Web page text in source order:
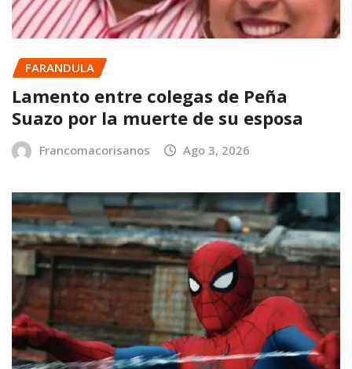
FARANDULA
Lamento entre colegas de Peña
Suazo por la muerte de su esposa
Francomacorisanos Ago 3, 2026